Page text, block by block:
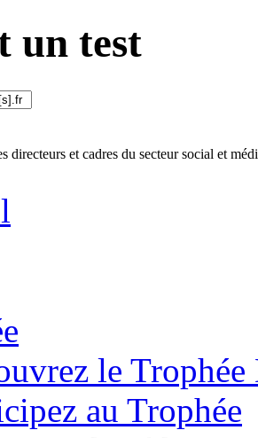
un test
directeurs et cadres du secteur social et
le
au Trophée